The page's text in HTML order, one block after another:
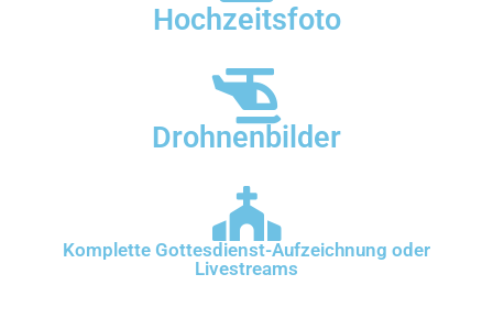
Hochzeitsfoto
Drohnenbilder
Komplette Gottesdienst-Aufzeichnung oder
Livestreams